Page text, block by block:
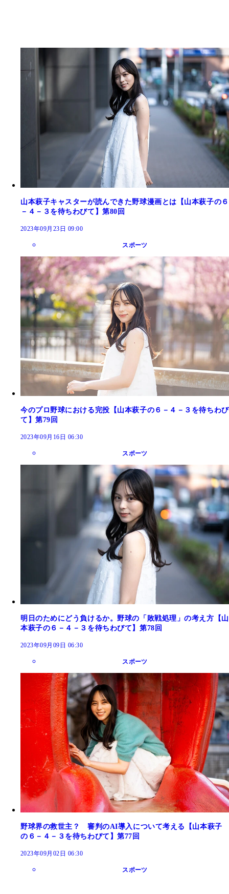
山本萩子キャスターが読んできた野球漫画とは【山本萩子の６
－４－３を待ちわびて】第80回
2023年09月23日 09:00
スポーツ
今のプロ野球における完投【山本萩子の６－４－３を待ちわび
て】第79回
2023年09月16日 06:30
スポーツ
明日のためにどう負けるか。野球の「敗戦処理」の考え方【山
本萩子の６－４－３を待ちわびて】第78回
2023年09月09日 06:30
スポーツ
野球界の救世主？ 審判のAI導入について考える【山本萩子
の６－４－３を待ちわびて】第77回
2023年09月02日 06:30
スポーツ